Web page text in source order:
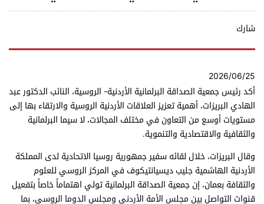
شارك
2026/06/25
أكد رئيس جمعية الصداقة البرلمانية الأردنية- الروسية، النائب الدكتور عبد
الهادي البريزات، أهمية تعزيز العلاقات الأردنية الروسية والارتقاء بها إلى
مستويات أوسع من التعاون في مختلف المجالات، لا سيما البرلمانية
والثقافية والاقتصادية والتنموية.
وقال البريزات، خلال لقائه سفير جمهورية روسيا الاتحادية لدى المملكة
الأردنية الهاشمية جليب ديسيانتيكوف في المركز الروسي للعلوم
والثقافة بعمان، إن جمعية الصداقة البرلمانية تولي اهتماماً خاصاً بتفعيل
قنوات التواصل بين مجلس الأمة الأردني ومجلس الدوما الروسي، بما